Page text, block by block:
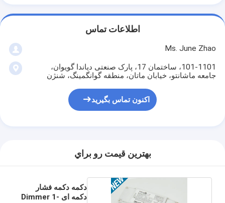
اطلاعات تماس
Ms. June Zhao
101-1101، ساختمان 17، پارک صنعتی دیاندا گویوان،
جامعه ماشانتو، خیابان ماتان، منطقه گوانگمینگ، شنژن
اکنون تماس بگیرید
بهترين قيمت رو براي
دکمه دکمه فشار
دکمه ای Dimmer 1-